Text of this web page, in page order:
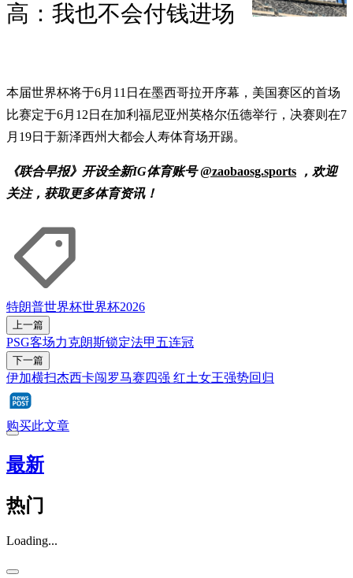
高：我也不会付钱进场
本届世界杯将于6月11日在墨西哥拉开序幕，美国赛区的首场
比赛定于6月12日在加利福尼亚州英格尔伍德举行，决赛则在7
月19日于新泽西州大都会人寿体育场开踢。
《联合早报》开设全新IG体育账号@zaobaosg.sports ，欢迎
关注，获取更多体育资讯！
特朗普世界杯世界杯2026
上一篇
PSG客场力克朗斯锁定法甲五连冠
下一篇
伊加横扫杰西卡闯罗马赛四强 红土女王强势回归
购买此文章
最新
热门
Loading...